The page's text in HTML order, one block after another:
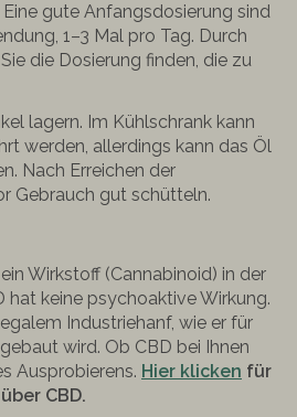
gute Anfangsdosierung sind
1–3 Mal pro Tag. Durch
die Dosierung finden, die zu
lagern. Im Kühlschrank kann
werden, allerdings kann das Öl
Nach Erreichen der
Gebrauch gut schütteln.
Wirkstoff (Cannabinoid) in der
hat keine psychoaktive Wirkung.
Industriehanf, wie er für
wird. Ob CBD bei Ihnen
Ausprobierens. Hier klicken für
CBD.